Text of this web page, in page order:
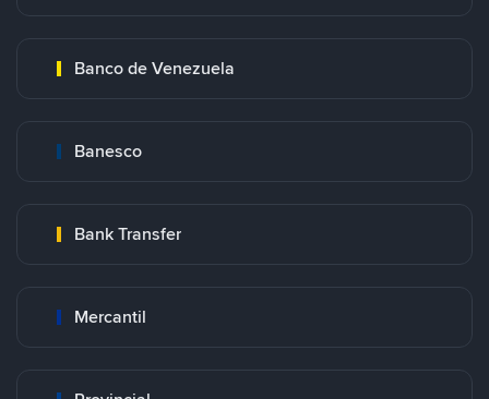
Banco de Venezuela
Banesco
Bank Transfer
Mercantil